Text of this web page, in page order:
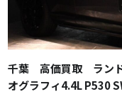
千葉 高価買取 ランド
オグラフィ4.4L P530